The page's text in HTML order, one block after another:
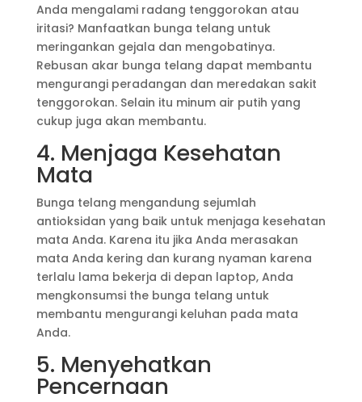
Anda mengalami radang tenggorokan atau
iritasi? Manfaatkan bunga telang untuk
meringankan gejala dan mengobatinya.
Rebusan akar bunga telang dapat membantu
mengurangi peradangan dan meredakan sakit
tenggorokan. Selain itu minum air putih yang
cukup juga akan membantu.
4. Menjaga Kesehatan
Mata
Bunga telang mengandung sejumlah
antioksidan yang baik untuk menjaga kesehatan
mata Anda. Karena itu jika Anda merasakan
mata Anda kering dan kurang nyaman karena
terlalu lama bekerja di depan laptop, Anda
mengkonsumsi the bunga telang untuk
membantu mengurangi keluhan pada mata
Anda.
5. Menyehatkan
Pencernaan